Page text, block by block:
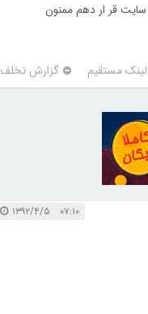
قر ار دهم ممنون
لینک مستقیم گزارش تخلف
۰۷:۱۰ ۱۳۹۲/۴/۵